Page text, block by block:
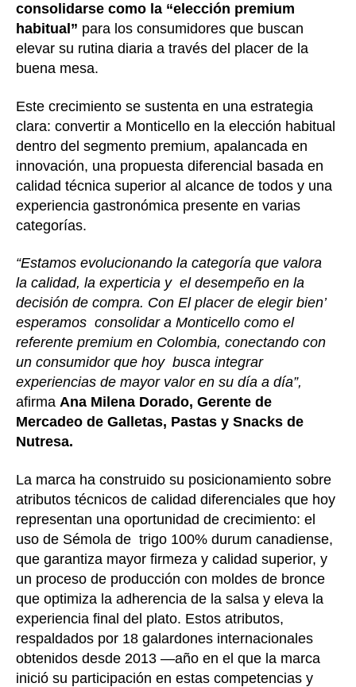
consolidarse como la “elección premium
habitual” para los consumidores que buscan
elevar su rutina diaria a través del placer de la
buena mesa.
Este crecimiento se sustenta en una estrategia
clara: convertir a Monticello en la elección habitual
dentro del segmento premium, apalancada en
innovación, una propuesta diferencial basada en
calidad técnica superior al alcance de todos y una
experiencia gastronómica presente en varias
categorías.
“Estamos evolucionando la categoría que valora
la calidad, la experticia y el desempeño en la
decisión de compra. Con El placer de elegir bien’
esperamos consolidar a Monticello como el
referente premium en Colombia, conectando con
un consumidor que hoy busca integrar
experiencias de mayor valor en su día a día”,
afirma Ana Milena Dorado, Gerente de
Mercadeo de Galletas, Pastas y Snacks de
Nutresa.
La marca ha construido su posicionamiento sobre
atributos técnicos de calidad diferenciales que hoy
representan una oportunidad de crecimiento: el
uso de Sémola de trigo 100% durum canadiense,
que garantiza mayor firmeza y calidad superior, y
un proceso de producción con moldes de bronce
que optimiza la adherencia de la salsa y eleva la
experiencia final del plato. Estos atributos,
respaldados por 18 galardones internacionales
obtenidos desde 2013 —año en el que la marca
inició su participación en estas competencias y